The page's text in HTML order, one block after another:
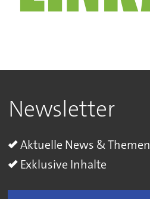
Newsletter
Aktuelle News & Themen
Exklusive Inhalte